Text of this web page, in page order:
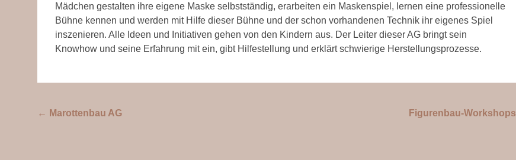
Mädchen gestalten ihre eigene Maske selbstständig, erarbeiten ein Maskenspiel, lernen eine professionelle
Bühne kennen und werden mit Hilfe dieser Bühne und der schon vorhandenen Technik ihr eigenes Spiel
inszenieren. Alle Ideen und Initiativen gehen von den Kindern aus. Der Leiter dieser AG bringt sein
Knowhow und seine Erfahrung mit ein, gibt Hilfestellung und erklärt schwierige Herstellungsprozesse.
Beitragsnavigation
← Marottenbau AG Figurenbau-Workshops